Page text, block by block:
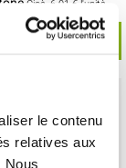
le contenu
relatives aux
Nous
Cioè 6.01 €l'unità
DI PIÙ